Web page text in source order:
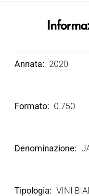
Annata 2020
Formato 0.750
Denominazione
Tipologia VINI